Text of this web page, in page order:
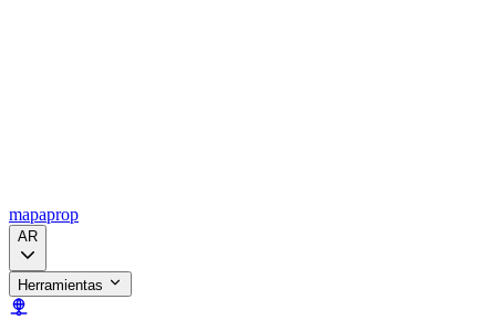
mapaprop
AR
Herramientas